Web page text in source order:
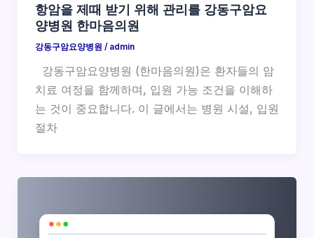
항암을 제때 받기 위해 관리를 강동구암요
양병원 한마음의원
강동구암요양병원 / admin
강동구암요양병원 (한마음의원)은 환자들의 암
치료 여정을 함께하며, 입원 가능 조건을 이해하
는 것이 중요합니다. 이 글에서는 병원 시설, 입원
절차